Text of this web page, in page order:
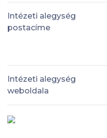
Intézeti alegység
postacíme
Intézeti alegység
weboldala